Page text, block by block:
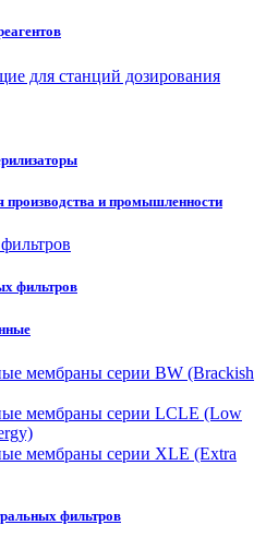
для станций дозирования
и промышленности
фильтров
мембраны серии BW (Brackish
мембраны серии LCLE (Low
мембраны серии XLE (Extra
фильтров